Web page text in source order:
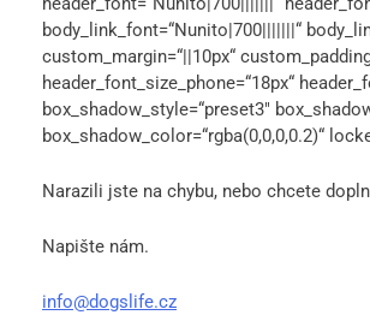
body_link_font=“Nunito|700|||||||“
custom_margin=“||10px“
header_font_size_phone=“18px“
box_shadow_style=“preset3″
box_shadow_color=“rgba(0,0,0,0.2)“
Narazili jste na chybu, nebo chcete
Napište nám.
info@dogslife.cz